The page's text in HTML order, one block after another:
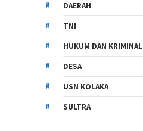
DAERAH
TNI
HUKUM DAN KRIMINAL
DESA
USN KOLAKA
SULTRA